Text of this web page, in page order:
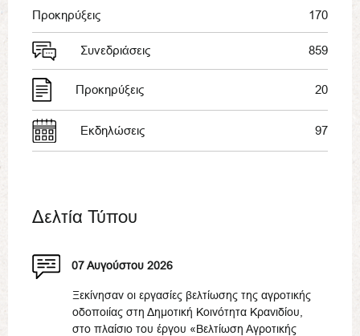
Προκηρύξεις 170
Συνεδριάσεις 859
Προκηρύξεις 20
Εκδηλώσεις 97
Δελτία Τύπου
07 Αυγούστου 2026
Ξεκίνησαν οι εργασίες βελτίωσης της αγροτικής
οδοποιίας στη Δημοτική Κοινότητα Κρανιδίου,
στο πλαίσιο του έργου «Βελτίωση Αγροτικής